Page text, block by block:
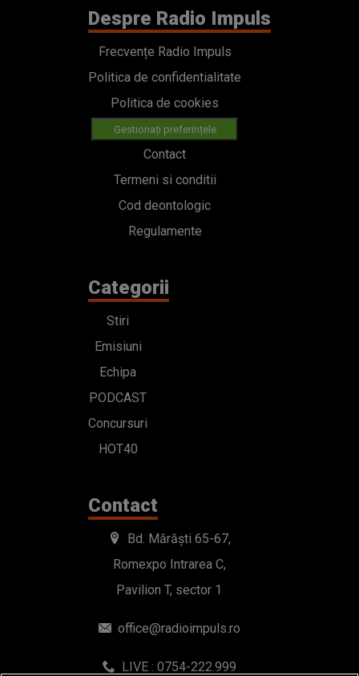
Despre Radio Impuls
Frecvențe Radio Impuls
Politica de confidentialitate
Politica de cookies
Gestionați preferințele
Contact
Termeni si conditii
Cod deontologic
Regulamente
Categorii
Stiri
Emisiuni
Echipa
PODCAST
Concursuri
HOT40
Contact
Bd. Mărăști 65-67,
Romexpo Intrarea C,
Pavilion T, sector 1
office@radioimpuls.ro
LIVE : 0754-222.999